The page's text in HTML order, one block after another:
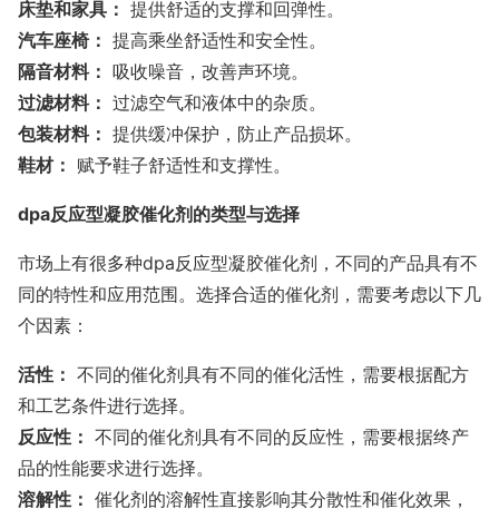
床垫和家具： 提供舒适的支撑和回弹性。
汽车座椅： 提高乘坐舒适性和安全性。
隔音材料： 吸收噪音，改善声环境。
过滤材料： 过滤空气和液体中的杂质。
包装材料： 提供缓冲保护，防止产品损坏。
鞋材： 赋予鞋子舒适性和支撑性。
dpa反应型凝胶催化剂的类型与选择
市场上有很多种dpa反应型凝胶催化剂，不同的产品具有不
同的特性和应用范围。选择合适的催化剂，需要考虑以下几
个因素：
活性： 不同的催化剂具有不同的催化活性，需要根据配方
和工艺条件进行选择。
反应性： 不同的催化剂具有不同的反应性，需要根据终产
品的性能要求进行选择。
溶解性： 催化剂的溶解性直接影响其分散性和催化效果，